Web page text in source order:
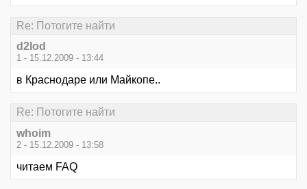
Re: Потогите найти
d2lod
1 - 15.12.2009 - 13:44
в Краснодаре или Майкопе..
Re: Потогите найти
whoim
2 - 15.12.2009 - 13:58
читаем FAQ